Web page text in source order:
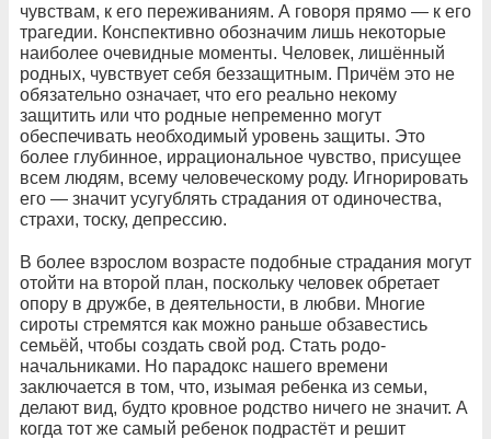
чувствам, к его переживаниям. А говоря прямо — к его
трагедии. Конспективно обозначим лишь некоторые
наиболее очевидные моменты. Человек, лишённый
родных, чувствует себя беззащитным. Причём это не
обязательно означает, что его реально некому
защитить или что родные непременно могут
обеспечивать необходимый уровень защиты. Это
более глубинное, иррациональное чувство, присущее
всем людям, всему человеческому роду. Игнорировать
его — значит усугублять страдания от одиночества,
страхи, тоску, депрессию.
В более взрослом возрасте подобные страдания могут
отойти на второй план, поскольку человек обретает
опору в дружбе, в деятельности, в любви. Многие
сироты стремятся как можно раньше обзавестись
семьёй, чтобы создать свой род. Стать родо-
начальниками. Но парадокс нашего времени
заключается в том, что, изымая ребенка из семьи,
делают вид, будто кровное родство ничего не значит. А
когда тот же самый ребенок подрастёт и решит